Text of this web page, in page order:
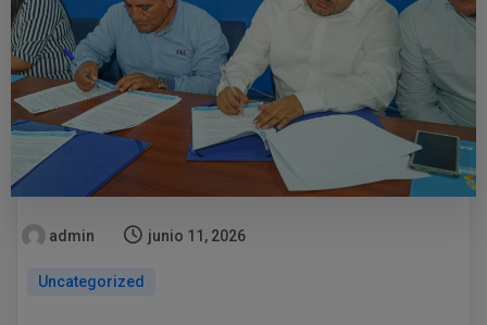
admin junio 11, 2026
Uncategorized